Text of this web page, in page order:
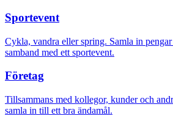
Sportevent
Cykla, vandra eller spring. Samla in
samband med ett sportevent.
Företag
Tillsammans med kollegor, kunder och
samla in till ett bra ändamål.